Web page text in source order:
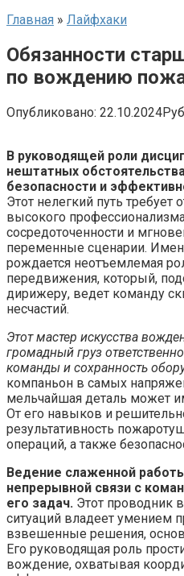
Главная » Лайфхаки
Обязанности
по вождению
Опубликовано: 22.10.2024
В руководящей роли
нештатных
безопасности и
Этот нелегкий путь требует
высокого
сосредоточенности и
переменные сценарии.
рождается неотъемлемая
передвижения, который,
дирижеру, ведет команду
несчастий.
Этот мастер искусства
громадный груз
команды и сохранность
компаньон в самых
мельчайшая деталь может
От его навыков и
результативность
операций, а также
Ведение слаженной
непрерывной связи с
его задач. Этот проводник
ситуаций владеет умением
взвешенные решения,
Его руководящая роль
вождение, охватывая